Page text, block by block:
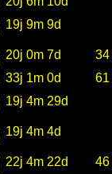
19j 9m 9d
20j 0m 7d
34
33j 1m 0d
61
19j 4m 29d
19j 4m 4d
22j 4m 22d
46